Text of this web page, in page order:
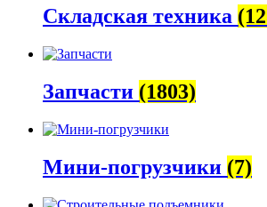
Складская техника
Запчасти (1803)
Мини-погрузчики (7)